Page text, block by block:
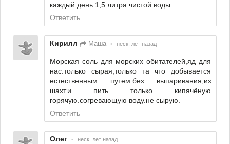
каждый день 1,5 литра чистой воды.
Ответить
Кирилл Маша • неск. лет назад
Морская соль для морских обитателей,яд для
нас.только сырая,только та что добывается
естественным путем.без выпаривания,из
шахт.и пить только кипячёную
горячую.согревающую воду.не сырую.
Ответить
Олег • неск. лет назад